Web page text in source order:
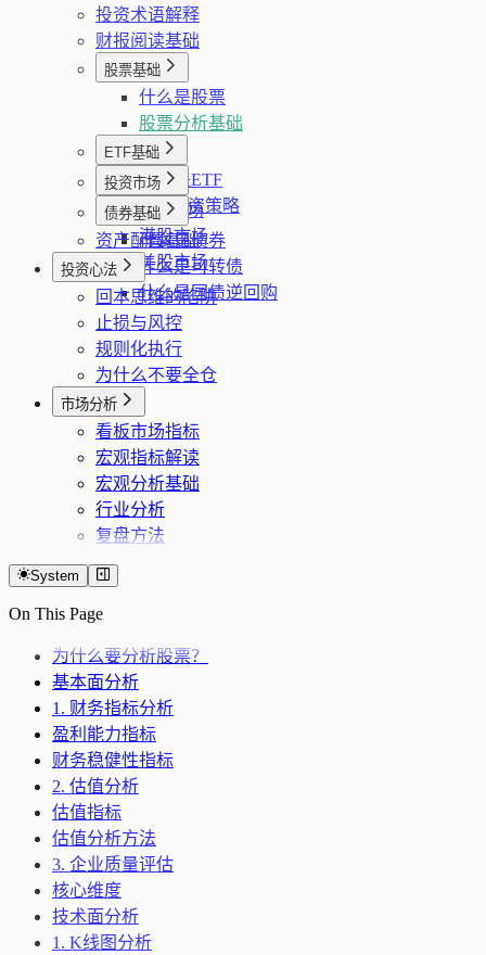
外汇和黄金储备分页
外汇黄金序列
投资术语解释
财报阅读基础
股票基础
什么是股票
股票分析基础
ETF基础
什么是ETF
ETF投资策略
投资市场
A股市场
港股市场
美股市场
债券基础
什么是债券
什么是可转债
什么是国债逆回购
资产配置基础
投资心法
回本思维的陷阱
止损与风控
规则化执行
为什么不要全仓
市场分析
看板市场指标
宏观指标解读
宏观分析基础
行业分析
复盘方法
System
On This Page
为什么要分析股票？
基本面分析
1. 财务指标分析
盈利能力指标
财务稳健性指标
2. 估值分析
估值指标
估值分析方法
3. 企业质量评估
核心维度
技术面分析
1. K线图分析